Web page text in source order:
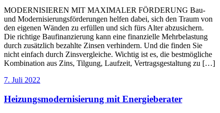
MODERNISIEREN MIT MAXIMALER FÖRDERUNG Bau-
und Modernisierungsförderungen helfen dabei, sich den Traum von
den eigenen Wänden zu erfüllen und sich fürs Alter abzusichern.
Die richtige Baufinanzierung kann eine finanzielle Mehrbelastung
durch zusätzlich bezahlte Zinsen verhindern. Und die finden Sie
nicht einfach durch Zinsvergleiche. Wichtig ist es, die bestmögliche
Kombination aus Zins, Tilgung, Laufzeit, Vertragsgestaltung zu […]
7. Juli 2022
Heizungsmodernisierung mit Energieberater